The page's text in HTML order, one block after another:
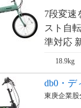
7段変速
スト自
準対応
18.9kg
db0・デ
東庚企業